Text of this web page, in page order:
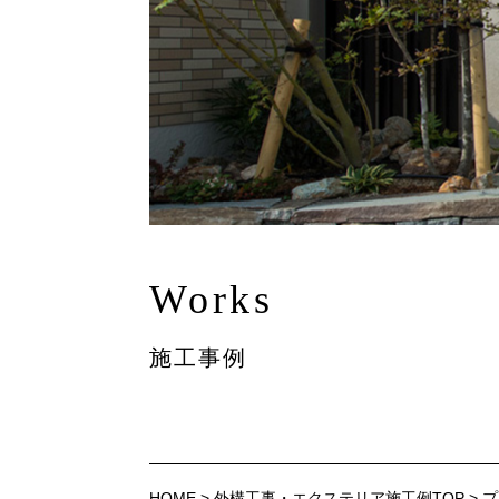
Works
施工事例